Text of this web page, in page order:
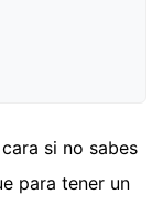
si no sabes
para tener un